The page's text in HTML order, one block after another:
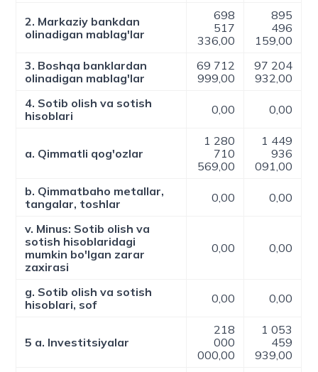
2. Markaziy bankdan
olinadigan mablag'lar
698
517
336,00
895
496
159,00
3. Boshqa banklardan
olinadigan mablag'lar
69 712
999,00
97 204
932,00
4. Sotib olish va sotish
hisoblari
0,00 0,00
a. Qimmatli qog'ozlar
1 280
710
569,00
1 449
936
091,00
b. Qimmatbaho metallar,
tangalar, toshlar
0,00 0,00
v. Minus: Sotib olish va
sotish hisoblaridagi
mumkin bo'lgan zarar
zaxirasi
0,00 0,00
g. Sotib olish va sotish
hisoblari, sof
0,00 0,00
5 a. Investitsiyalar
218
000
000,00
1 053
459
939,00